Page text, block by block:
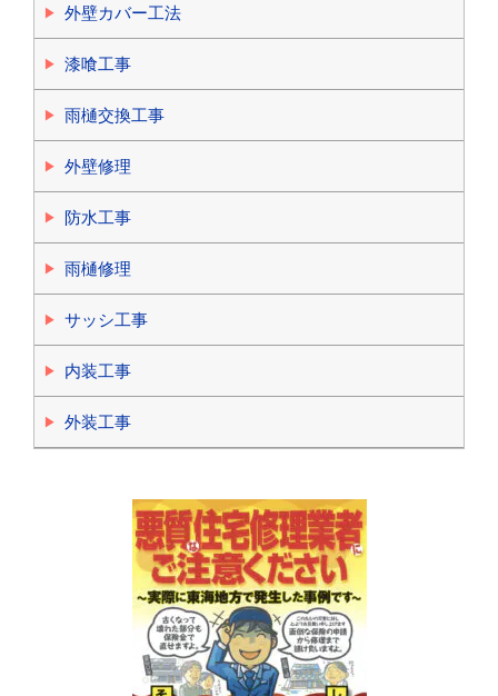
外壁カバー工法
漆喰工事
雨樋交換工事
外壁修理
防水工事
雨樋修理
サッシ工事
内装工事
外装工事